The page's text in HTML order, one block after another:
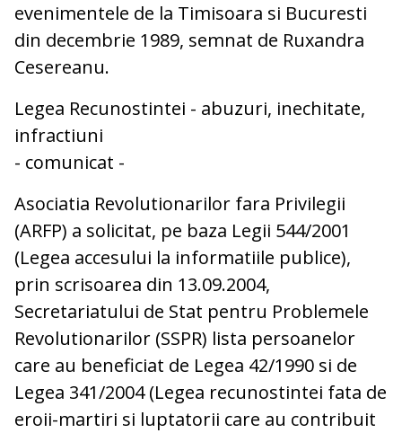
evenimentele de la Timisoara si Bucuresti
din decembrie 1989, semnat de Ruxandra
Cesereanu.
Legea Recunostintei - abuzuri, inechitate,
infractiuni
- comunicat -
Asociatia Revolutionarilor fara Privilegii
(ARFP) a solicitat, pe baza Legii 544/2001
(Legea accesului la informatiile publice),
prin scrisoarea din 13.09.2004,
Secretariatului de Stat pentru Problemele
Revolutionarilor (SSPR) lista persoanelor
care au beneficiat de Legea 42/1990 si de
Legea 341/2004 (Legea recunostintei fata de
eroii-martiri si luptatorii care au contribuit